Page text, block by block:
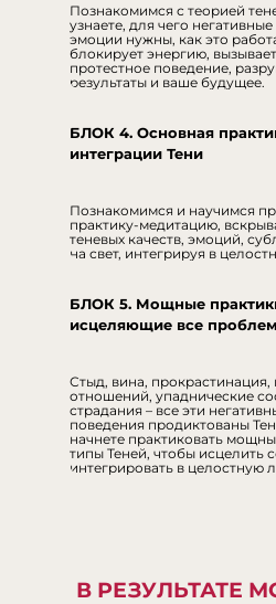
Познакомимся с теорией
узнаете, для чего
эмоции нужны, как это
блокирует энергию,
протестное поведение,
результаты и ваше будущее.
БЛОК 4. Основная
интеграции Тени
Познакомимся и научимся
практику-медитацию,
теневых качеств, эмоций,
на свет, интегрируя в
БЛОК 5. Мощные
исцеляющие все
Стыд, вина,
отношений, упаднические
страдания – все эти
поведения продиктованы
начнете практиковать
типы Теней, чтобы исцелить
интегрировать в целостную
В РЕЗУЛЬТАТЕ